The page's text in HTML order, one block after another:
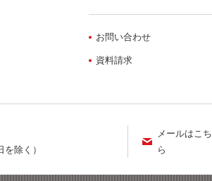
お問い合わせ
資料請求
除く）
メールはこち
ら